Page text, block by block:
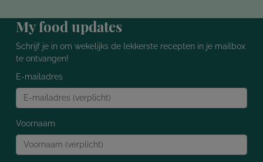
My food updates
Schrijf je in om wekelijks de lekkerste recepten in je mailbox
te ontvangen!
E-mailadres
Voornaam